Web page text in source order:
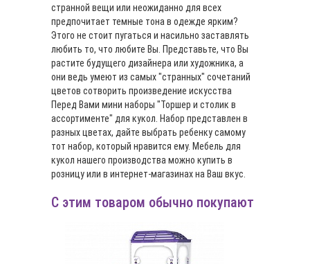
странной вещи или неожиданно для всех
предпочитает темные тона в одежде ярким?
Этого не стоит пугаться и насильно заставлять
любить то, что любите Вы. Представьте, что Вы
растите будущего дизайнера или художника, а
они ведь умеют из самых "странных" сочетаний
цветов сотворить произведение искусства
Перед Вами мини наборы "Торшер и столик в
ассортименте" для кукол. Набор представлен в
разных цветах, дайте выбрать ребенку самому
тот набор, который нравится ему. Мебель для
кукол нашего производства можно купить в
розницу или в интернет-магазинах на Ваш вкус.
С этим товаром обычно покупают